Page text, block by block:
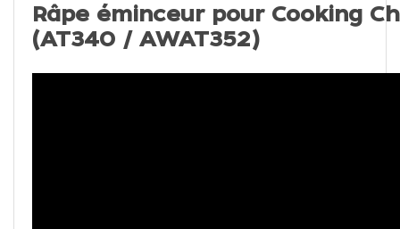
Râpe éminceur pour Cooking
(AT340 / AWAT352)